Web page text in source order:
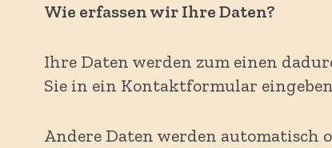
Wie erfassen wir Ihre Daten?
Ihre Daten werden zum einen
Sie in ein Kontaktformular
Andere Daten werden automatisch